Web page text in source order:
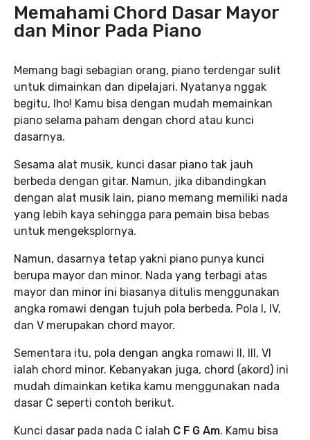
Memahami Chord Dasar Mayor
dan Minor Pada Piano
Memang bagi sebagian orang, piano terdengar sulit
untuk dimainkan dan dipelajari. Nyatanya nggak
begitu, lho! Kamu bisa dengan mudah memainkan
piano selama paham dengan chord atau kunci
dasarnya.
Sesama alat musik, kunci dasar piano tak jauh
berbeda dengan gitar. Namun, jika dibandingkan
dengan alat musik lain, piano memang memiliki nada
yang lebih kaya sehingga para pemain bisa bebas
untuk mengeksplornya.
Namun, dasarnya tetap yakni piano punya kunci
berupa mayor dan minor. Nada yang terbagi atas
mayor dan minor ini biasanya ditulis menggunakan
angka romawi dengan tujuh pola berbeda. Pola I, IV,
dan V merupakan chord mayor.
Sementara itu, pola dengan angka romawi II, III, VI
ialah chord minor. Kebanyakan juga, chord (akord) ini
mudah dimainkan ketika kamu menggunakan nada
dasar C seperti contoh berikut.
Kunci dasar pada nada C ialah C F G Am. Kamu bisa